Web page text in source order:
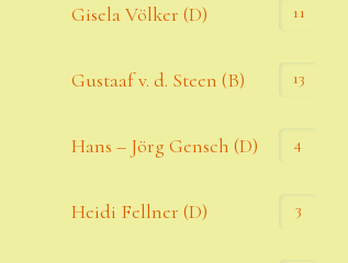
Gisela Völker (D) 11
Gustaaf v. d. Steen (B) 13
Hans – Jörg Gensch (D) 4
Heidi Fellner (D) 3